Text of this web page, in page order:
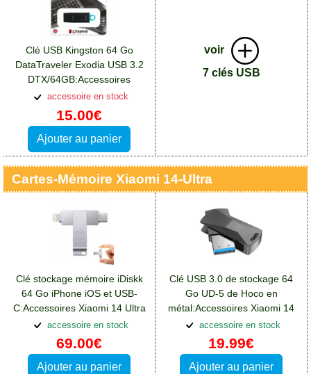
Clé USB Kingston 64 Go
DataTraveler Exodia USB 3.2
DTX/64GB:Accessoires
Xiaomi 14 Ultra
accessoire en stock
15.00€
Ajouter au panier
voir
7 clés USB
Cartes-Mémoire Xiaomi 14-Ultra
Clé stockage mémoire iDiskk
64 Go iPhone iOS et USB-
C:Accessoires Xiaomi 14 Ultra
accessoire en stock
69.00€
Ajouter au panier
Clé USB 3.0 de stockage 64
Go UD-5 de Hoco en
métal:Accessoires Xiaomi 14
Ultra
accessoire en stock
19.99€
Ajouter au panier